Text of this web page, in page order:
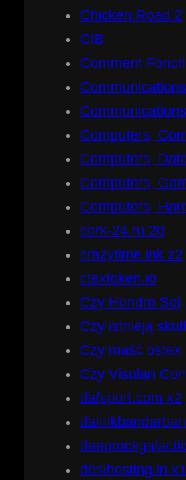
Chicken Road 2
CIB
Comment
Computers,
Computers,
Computers,
Computers,
cork-24.ru 20
crazytime.ink z2
ctextoken.io
Czy Hondro Sol
Czy istnieją
Czy maść ostex
Czy Visulan
dafsport.com x2
desihosting.in x1